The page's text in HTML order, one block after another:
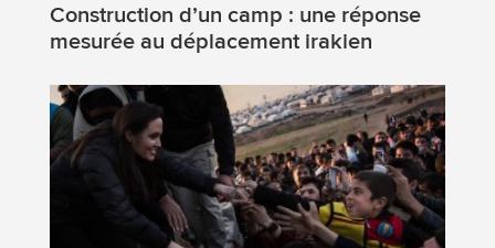
Construction d’un camp : une réponse
mesurée au déplacement irakien